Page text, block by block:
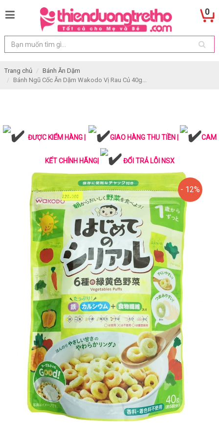
0
Trang chủ
Bánh Ăn Dặm
Bánh Ngũ Cốc Ăn Dặm Wakodo Vị Rau Củ 40g...
ĐƯỢC KIỂM HÀNG | GIAO HÀNG THU TIỀN | CAM
KẾT CHÍNH HÃNG| ĐỔI TRẢ LỖI NSX
- 12%